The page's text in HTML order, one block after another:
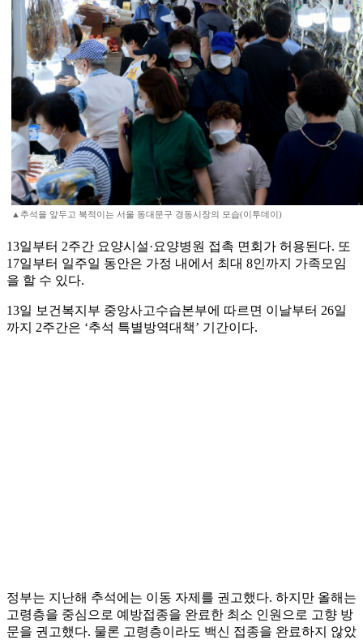
▲추석을 앞두고 북적이는 서울 동대문구 경동시장의 모습(이투데이)
13일부터 2주간 요양시설·요양병원 접촉 면회가 허용된다. 또
17일부터 일주일 동안은 가정 내에서 최대 8인까지 가족모임
을 할 수 있다.
13일 보건복지부 중앙사고수습본부에 따르면 이날부터 26일
까지 2주간은 ‘추석 특별방역대책’ 기간이다.
정부는 지난해 추석에는 이동 자제를 권고했다. 하지만 올해는
고령층을 중심으로 예방접종을 완료한 최소 인원으로 고향 방
문을 권고했다. 물론 고령층이라도 백신 접종을 완료하지 않았